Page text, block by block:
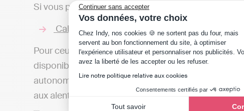
Continuer sans accepter
Vos données, votre choix
Plateforme de Gestion du
Chez Indy, nos cookies 🍪 ne sortent pas du four, mais
servent au bon fonctionnement du site, à optimiser
l'expérience utilisateur et personnaliser nos publicités.
avez la liberté de les accepter ou les refuser.
Lire notre politique relative aux cookies
Consentements certifiés par
Tout savoir
Axeptio consent
Si vous préférez, vous pouvez explorer d'autres
Cabinets comptable dans le Nord
Pour ceux qui souhaitent gérer leur comptabilité
disponibles, telles qu'Indy. Ces plateformes vous
autonome dans la gestion comptable, une
aux alentours de Raillencourt-Sainte-Olle ou dans